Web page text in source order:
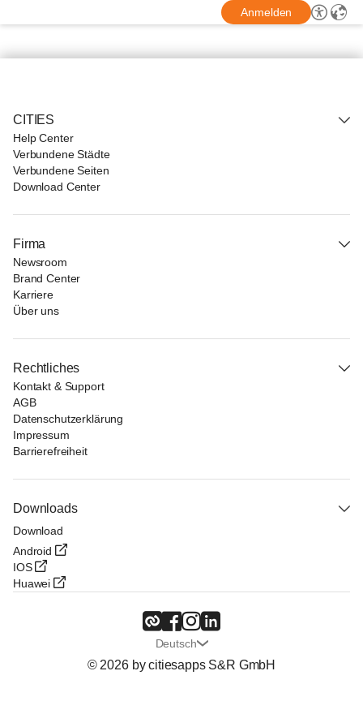
Anmelden
CITIES
Help Center
Verbundene Städte
Verbundene Seiten
Download Center
Firma
Newsroom
Brand Center
Karriere
Über uns
Rechtliches
Kontakt & Support
AGB
Datenschutzerklärung
Impressum
Barrierefreiheit
Downloads
Download
Android
IOS
Huawei
Deutsch
© 2026 by citiesapps S&R GmbH